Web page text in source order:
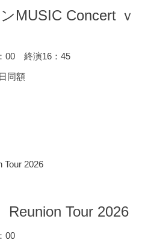
MUSIC Concert ｖ
00 終演16：45
同額
2026
Tour 2026
00